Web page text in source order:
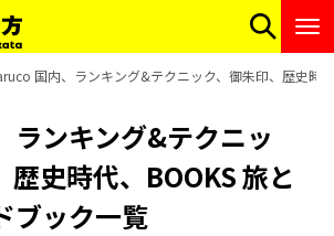
国内、ランキング&テクニック、御朱印、歴史時
ランキング&テクニッ
歴史時代、BOOKS 旅と
ブック一覧